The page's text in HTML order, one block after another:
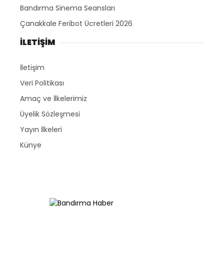
Bandırma Sinema Seansları
Çanakkale Feribot Ücretleri 2026
İLETİŞİM
İletişim
Veri Politikası
Amaç ve İlkelerimiz
Üyelik Sözleşmesi
Yayın İlkeleri
Künye